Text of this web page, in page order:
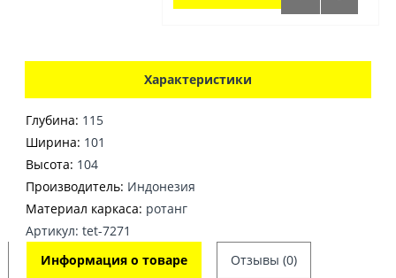
Характеристики
Глубина: 115
Ширина: 101
Высота: 104
Производитель: Индонезия
Материал каркаса: ротанг
Артикул: tet-7271
Информация о товаре
Отзывы (0)